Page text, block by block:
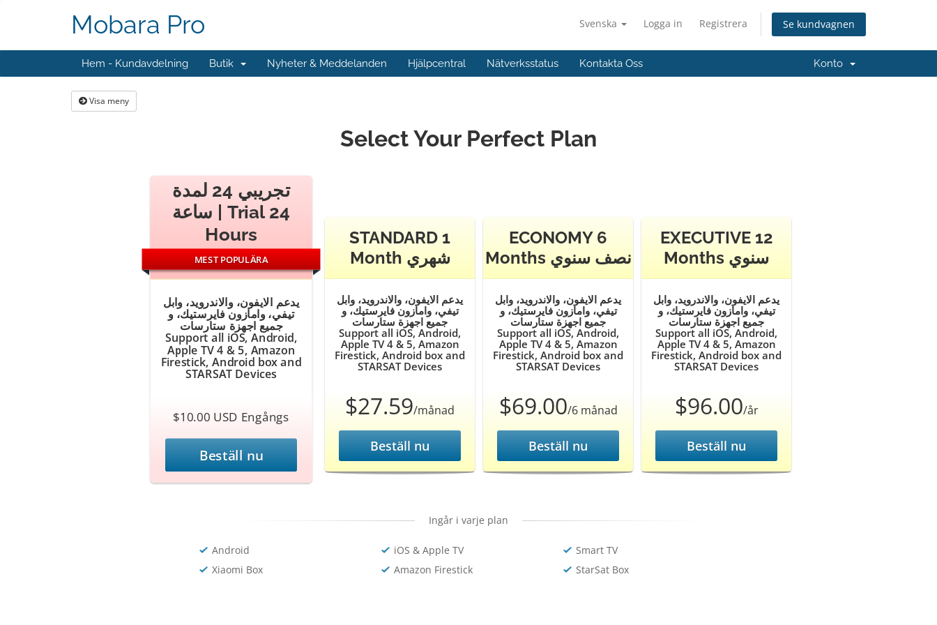
Svenska Logga in Registrera Se kundvagnen
Mobara Pro
Hem - Kundavdelning Butik Nyheter & Meddelanden Hjälpcentral Nätverksstatus Kontakta Oss Konto
Visa meny
Select Your Perfect Plan
تجريبي 24 لمدة
ساعة | Trial 24
Hours
MEST POPULÄRA
يدعم الايفون، والاندرويد، وابل
تيفي، وامازون فايرستيك، و
جميع اجهزة ستارسات
Support all iOS, Android,
Apple TV 4 & 5, Amazon
Firestick, Android box and
STARSAT Devices
$10.00 USD Engångs
Beställ nu
STANDARD 1
Month شهري
يدعم الايفون، والاندرويد، وابل
تيفي، وامازون فايرستيك، و
جميع اجهزة ستارسات
Support all iOS, Android,
Apple TV 4 & 5, Amazon
Firestick, Android box and
STARSAT Devices
$27.59/månad
Beställ nu
ECONOMY 6
Months نصف سنوي
يدعم الايفون، والاندرويد، وابل
تيفي، وامازون فايرستيك، و
جميع اجهزة ستارسات
Support all iOS, Android,
Apple TV 4 & 5, Amazon
Firestick, Android box and
STARSAT Devices
$69.00/6 månad
Beställ nu
EXECUTIVE 12
Months سنوي
يدعم الايفون، والاندرويد، وابل
تيفي، وامازون فايرستيك، و
جميع اجهزة ستارسات
Support all iOS, Android,
Apple TV 4 & 5, Amazon
Firestick, Android box and
STARSAT Devices
$96.00/år
Beställ nu
Ingår i varje plan
Android iOS & Apple TV
Smart TV
Xiaomi Box
Amazon Firestick StarSat Box